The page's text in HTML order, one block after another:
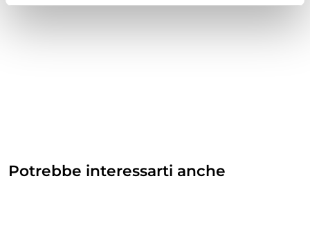
Potrebbe interessarti anche